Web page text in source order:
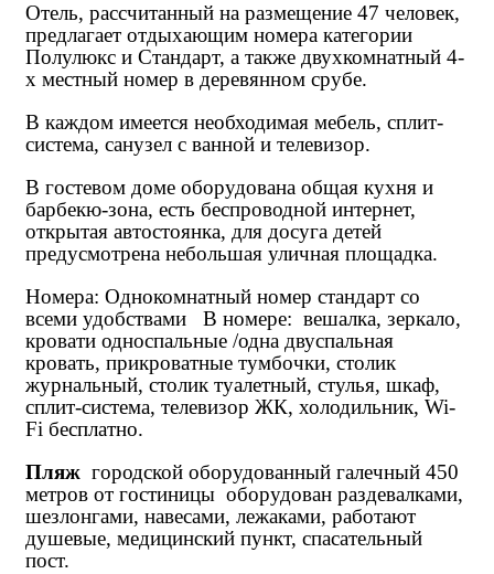
Отель, рассчитанный на размещение 47 человек,
предлагает отдыхающим номера категории
Полулюкс и Стандарт, а также двухкомнатный 4-
х местный номер в деревянном срубе.
В каждом имеется необходимая мебель, сплит-
система, санузел с ванной и телевизор.
В гостевом доме оборудована общая кухня и
барбекю-зона, есть беспроводной интернет,
открытая автостоянка, для досуга детей
предусмотрена небольшая уличная площадка.
Номера: Однокомнатный номер стандарт со
всеми удобствами В номере: вешалка, зеркало,
кровати односпальные /одна двуспальная
кровать, прикроватные тумбочки, столик
журнальный, столик туалетный, стулья, шкаф,
сплит-система, телевизор ЖК, холодильник, Wi-
Fi бесплатно.
Пляж городской оборудованный галечный 450
метров от гостиницы оборудован раздевалками,
шезлонгами, навесами, лежаками, работают
душевые, медицинский пункт, спасательный
пост.